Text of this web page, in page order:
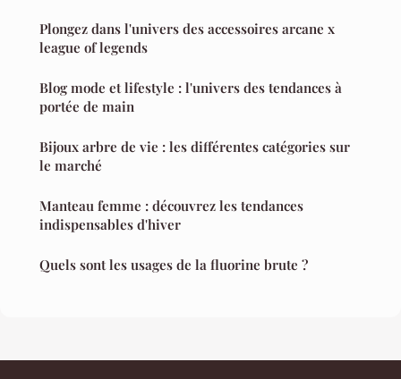
Plongez dans l'univers des accessoires arcane x
league of legends
Blog mode et lifestyle : l'univers des tendances à
portée de main
Bijoux arbre de vie : les différentes catégories sur
le marché
Manteau femme : découvrez les tendances
indispensables d'hiver
Quels sont les usages de la fluorine brute ?